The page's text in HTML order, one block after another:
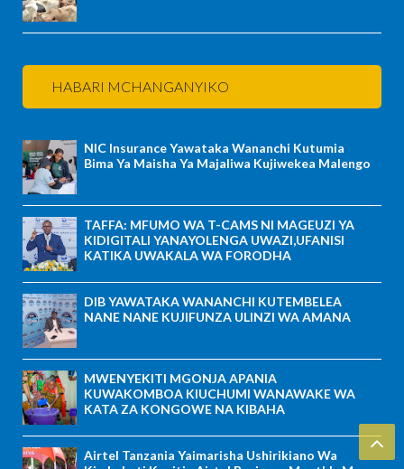
HABARI MCHANGANYIKO
NIC Insurance Yawataka Wananchi Kutumia
Bima Ya Maisha Ya Majaliwa Kujiwekea Malengo
TAFFA: MFUMO WA T-CAMS NI MAGEUZI YA
KIDIGITALI YANAYOLENGA UWAZI,UFANISI
KATIKA UWAKALA WA FORODHA
DIB YAWATAKA WANANCHI KUTEMBELEA
NANE NANE KUJIFUNZA ULINZI WA AMANA
MWENYEKITI MGONJA APANIA
KUWAKOMBOA KIUCHUMI WANAWAKE WA
KATA ZA KONGOWE NA KIBAHA
Airtel Tanzania Yaimarisha Ushirikiano Wa